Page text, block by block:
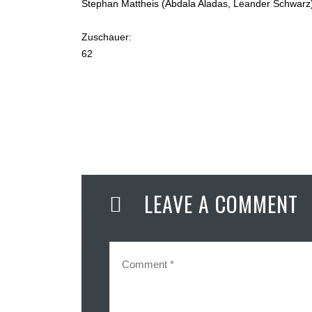
Stephan Mattheis (Abdala Aladas, Leander
Zuschauer:
62
LEAVE A COMMENT